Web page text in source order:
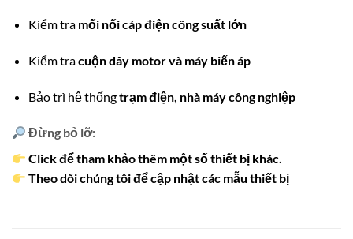
Kiểm tra mối nối cáp điện công suất lớn
Kiểm tracuộn dây motor và máy biến áp
Bảo trì hệ thốngtrạm điện, nhà máy công nghiệp
Đừng bỏ lỡ:
Click để tham khảo thêm một số thiết bị khác.
Theo dõi chúng tôi để cập nhật các mẫu thiết bị